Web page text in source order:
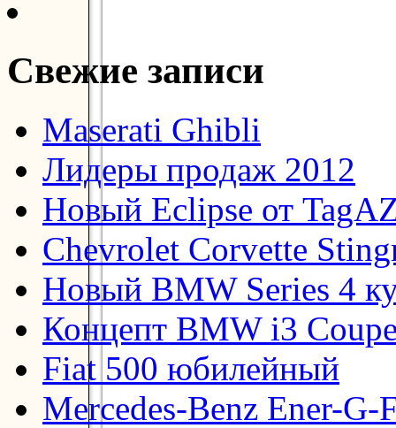
Свежие записи
Maserati Ghibli
Лидеры продаж 2012
Новый Eclipse от
Chevrolet Corvette
Новый BMW Series 4
Концепт BMW i3
Fiat 500 юбилейный
Mercedes-Benz Ener-G-